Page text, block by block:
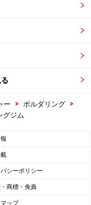
ー > ボルダリング
>
グジム
シーポリシー
商標・免責
ップ